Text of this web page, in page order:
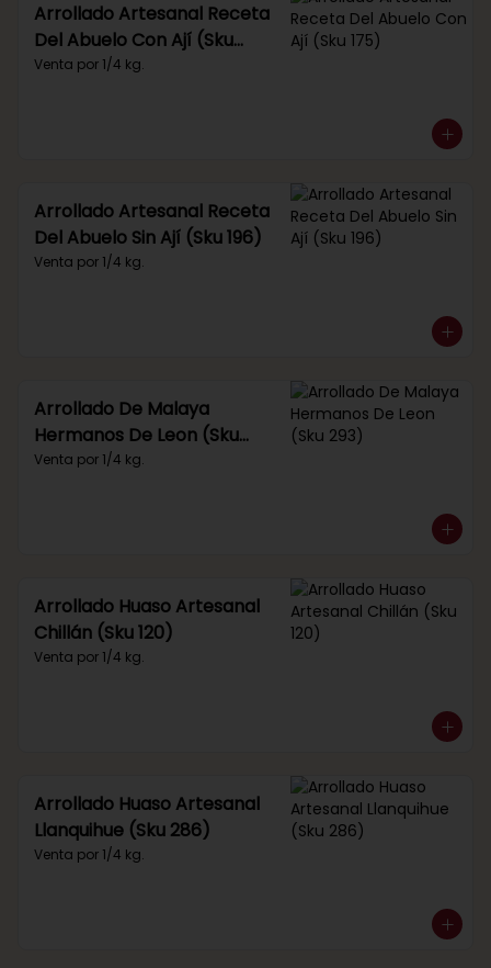
Arrollado Artesanal Receta
Del Abuelo Con Ají (Sku
175)
Venta por 1/4 kg.
Arrollado Artesanal Receta
Del Abuelo Sin Ají (Sku 196)
Venta por 1/4 kg.
Arrollado De Malaya
Hermanos De Leon (Sku
293)
Venta por 1/4 kg.
Arrollado Huaso Artesanal
Chillán (Sku 120)
Venta por 1/4 kg.
Arrollado Huaso Artesanal
Llanquihue (Sku 286)
Venta por 1/4 kg.